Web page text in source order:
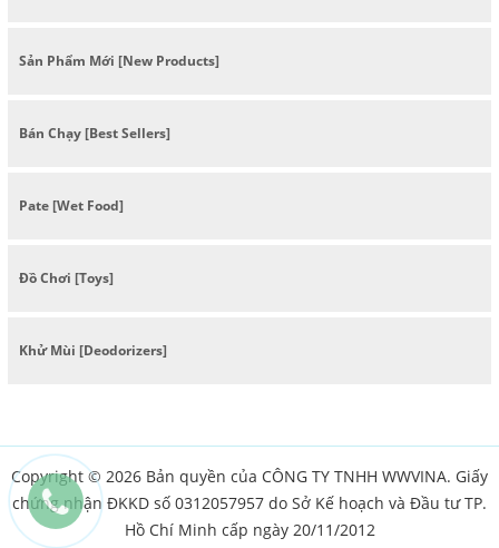
Sản Phẩm Mới [New Products]
Bán Chạy [Best Sellers]
Pate [Wet Food]
Đồ Chơi [Toys]
Khử Mùi [Deodorizers]
Copyright © 2026 Bản quyền của CÔNG TY TNHH WWVINA. Giấy
chứng nhận ĐKKD số 0312057957 do Sở Kế hoạch và Đầu tư TP.
Hồ Chí Minh cấp ngày 20/11/2012